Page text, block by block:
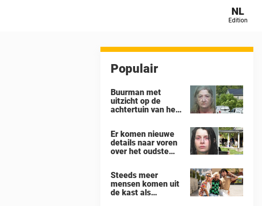
NL
Edition
Populair
Buurman met
uitzicht op de
achtertuin van het
kinderen ‘aan hun
lot werden
overgelaten’,
heeft gezien
Er komen nieuwe
details naar voren
over het oudste
kinderen werden
achtergelaten om
weg te kwijnen als
Steeds meer
mensen komen uit
de kast als